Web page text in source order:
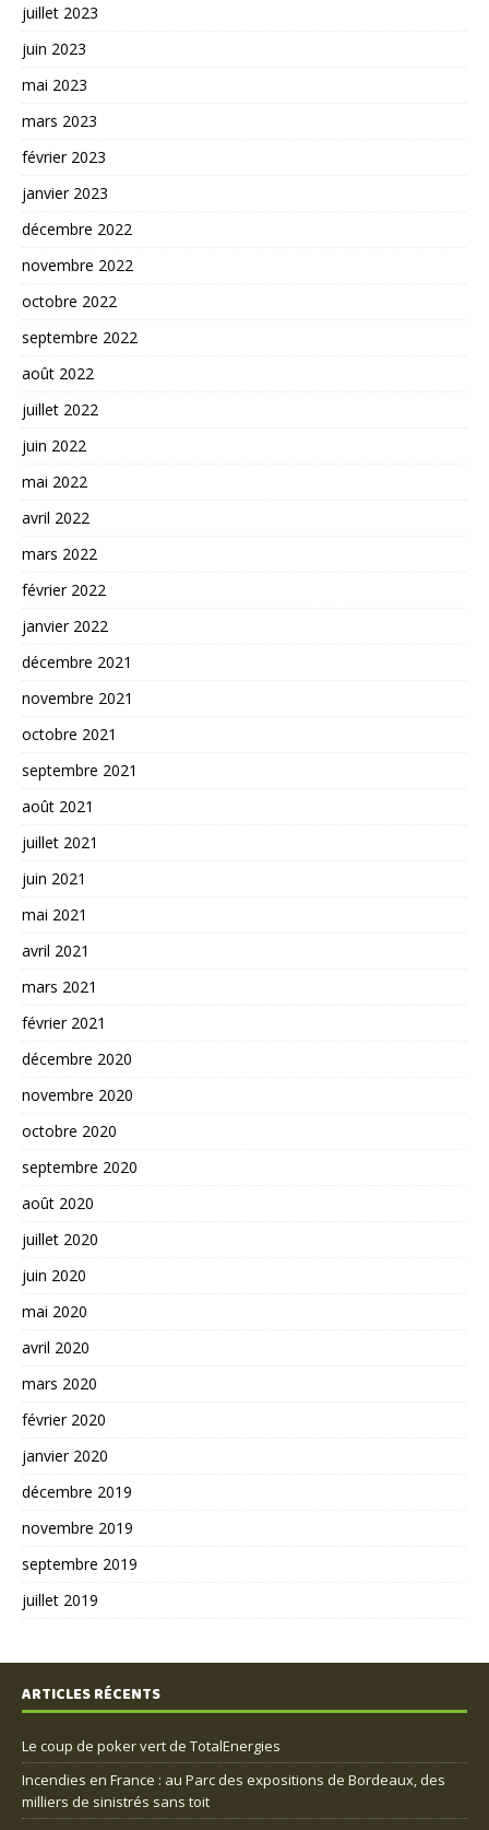
juillet 2023
juin 2023
mai 2023
mars 2023
février 2023
janvier 2023
décembre 2022
novembre 2022
octobre 2022
septembre 2022
août 2022
juillet 2022
juin 2022
mai 2022
avril 2022
mars 2022
février 2022
janvier 2022
décembre 2021
novembre 2021
octobre 2021
septembre 2021
août 2021
juillet 2021
juin 2021
mai 2021
avril 2021
mars 2021
février 2021
décembre 2020
novembre 2020
octobre 2020
septembre 2020
août 2020
juillet 2020
juin 2020
mai 2020
avril 2020
mars 2020
février 2020
janvier 2020
décembre 2019
novembre 2019
septembre 2019
juillet 2019
ARTICLES RÉCENTS
Le coup de poker vert de TotalEnergies
Incendies en France : au Parc des expositions de Bordeaux, des
milliers de sinistrés sans toit